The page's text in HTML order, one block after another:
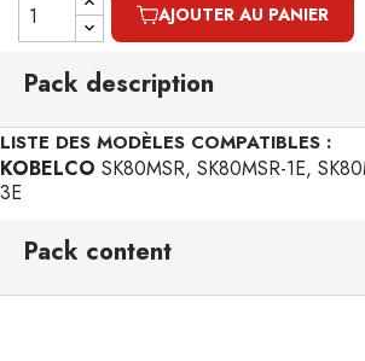
AJOUTER AU PANIER
Pack description
LISTE DES MODÈLES COMPATIBLES :
KOBELCO SK80MSR, SK80MSR-1E,
3E
Pack content